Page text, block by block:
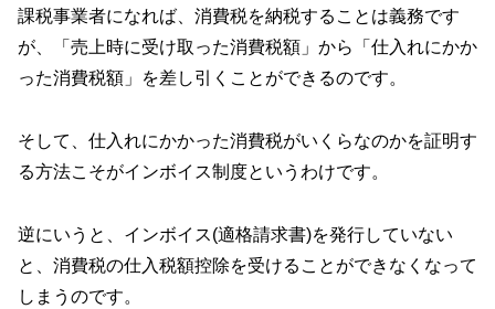
課税事業者になれば、消費税を納税することは義務です
が、「売上時に受け取った消費税額」から「仕入れにかか
った消費税額」を差し引くことができるのです。
そして、仕入れにかかった消費税がいくらなのかを証明す
る方法こそがインボイス制度というわけです。
逆にいうと、インボイス(適格請求書)を発行していない
と、消費税の仕入税額控除を受けることができなくなって
しまうのです。